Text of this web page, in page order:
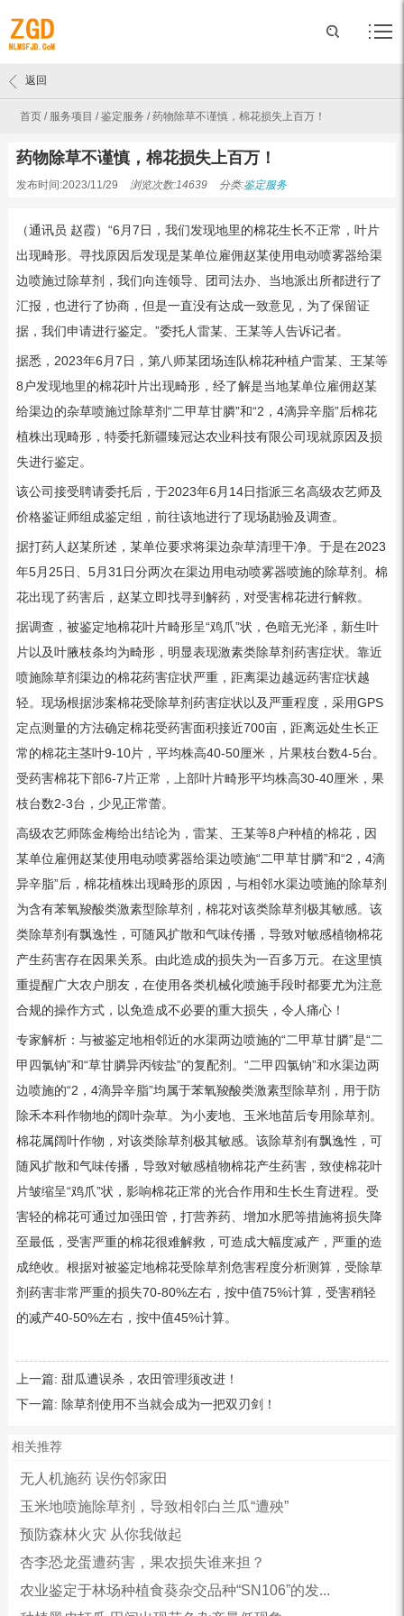
首页 / 服务项目 /鉴定服务 /药物除草不谨慎，棉花损失上百万！
返回
药物除草不谨慎，棉花损失上百万！
发布时间:2023/11/29 浏览次数:14639 分类:鉴定服务
（通讯员 赵霞）“6月7日，我们发现地里的棉花生长不正常，叶片
出现畸形。寻找原因后发现是某单位雇佣赵某使用电动喷雾器给渠
边喷施过除草剂，我们向连领导、团司法办、当地派出所都进行了
汇报，也进行了协商，但是一直没有达成一致意见，为了保留证
据，我们申请进行鉴定。”委托人雷某、王某等人告诉记者。
据悉，2023年6月7日，第八师某团场连队棉花种植户雷某、王某等
8户发现地里的棉花叶片出现畸形，经了解是当地某单位雇佣赵某
给渠边的杂草喷施过除草剂“二甲草甘膦”和“2，4滴异辛脂”后棉花
植株出现畸形，特委托新疆臻冠达农业科技有限公司现就原因及损
失进行鉴定。
该公司接受聘请委托后，于2023年6月14日指派三名高级农艺师及
价格鉴证师组成鉴定组，前往该地进行了现场勘验及调查。
据打药人赵某所述，某单位要求将渠边杂草清理干净。于是在2023
年5月25日、5月31日分两次在渠边用电动喷雾器喷施的除草剂。棉
花出现了药害后，赵某立即找寻到解药，对受害棉花进行解救。
据调查，被鉴定地棉花叶片畸形呈“鸡爪”状，色暗无光泽，新生叶
片以及叶腋枝条均为畸形，明显表现激素类除草剂药害症状。靠近
喷施除草剂渠边的棉花药害症状严重，距离渠边越远药害症状越
轻。现场根据涉案棉花受除草剂药害症状以及严重程度，采用GPS
定点测量的方法确定棉花受药害面积接近700亩，距离远处生长正
常的棉花主茎叶9-10片，平均株高40-50厘米，片果枝台数4-5台。
受药害棉花下部6-7片正常，上部叶片畸形平均株高30-40厘米，果
枝台数2-3台，少见正常蕾。
高级农艺师陈金梅给出结论为，雷某、王某等8户种植的棉花，因
某单位雇佣赵某使用电动喷雾器给渠边喷施“二甲草甘膦”和“2，4滴
异辛脂”后，棉花植株出现畸形的原因，与相邻水渠边喷施的除草剂
为含有苯氧羧酸类激素型除草剂，棉花对该类除草剂极其敏感。该
类除草剂有飘逸性，可随风扩散和气味传播，导致对敏感植物棉花
产生药害存在因果关系。由此造成的损失为一百多万元。在这里慎
重提醒广大农户朋友，在使用各类机械化喷施手段时都要尤为注意
合规的操作方式，以免造成不必要的重大损失，令人痛心！
专家解析：与被鉴定地相邻近的水渠两边喷施的“二甲草甘膦”是“二
甲四氯钠”和“草甘膦异丙铵盐”的复配剂。“二甲四氯钠”和水渠边两
边喷施的“2，4滴异辛脂”均属于苯氧羧酸类激素型除草剂，用于防
除禾本科作物地的阔叶杂草。为小麦地、玉米地苗后专用除草剂。
棉花属阔叶作物，对该类除草剂极其敏感。该除草剂有飘逸性，可
随风扩散和气味传播，导致对敏感植物棉花产生药害，致使棉花叶
片皱缩呈“鸡爪”状，影响棉花正常的光合作用和生长生育进程。受
害轻的棉花可通过加强田管，打营养药、增加水肥等措施将损失降
至最低，受害严重的棉花很难解救，可造成大幅度减产，严重的造
成绝收。根据对被鉴定地棉花受除草剂危害程度分析测算，受除草
剂药害非常严重的损失70-80%左右，按中值75%计算，受害稍轻
的减产40-50%左右，按中值45%计算。
上一篇: 甜瓜遭误杀，农田管理须改进！
下一篇: 除草剂使用不当就会成为一把双刃剑！
相关推荐
无人机施药 误伤邻家田
玉米地喷施除草剂，导致相邻白兰瓜“遭殃”
预防森林火灾 从你我做起
杏李恐龙蛋遭药害，果农损失谁来担？
农业鉴定于林场种植食葵杂交品种“SN106”的发...